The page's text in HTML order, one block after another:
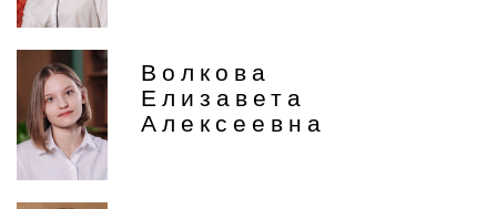
Волкова
Елизавета
Алексеевна